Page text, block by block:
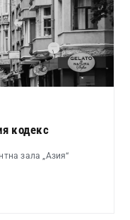
кодекс
зала „Азия“